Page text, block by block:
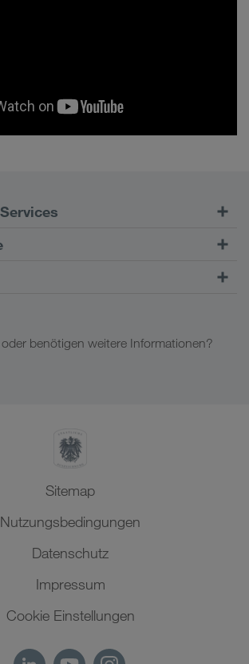
benötigen weitere Informationen?
Sitemap
Nutzungsbedingungen
Datenschutz
Impressum
Cookie Einstellungen